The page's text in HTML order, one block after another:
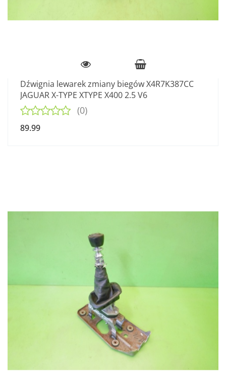
Dźwignia lewarek zmiany biegów X4R7K387CC
JAGUAR X-TYPE XTYPE X400 2.5 V6
(0)
89.99